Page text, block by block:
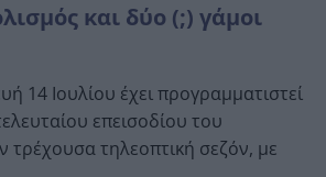
και δύο (;) γάμοι
14 Ιουλίου έχει προγραμματιστεί
επεισοδίου του
τρέχουσα τηλεοπτική σεζόν, με